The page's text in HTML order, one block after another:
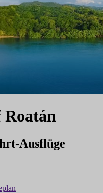
Roatán
Ausflüge